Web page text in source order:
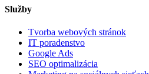
Služby
Tvorba webových stránok
IT poradenstvo
Google Ads
SEO optimalizácia